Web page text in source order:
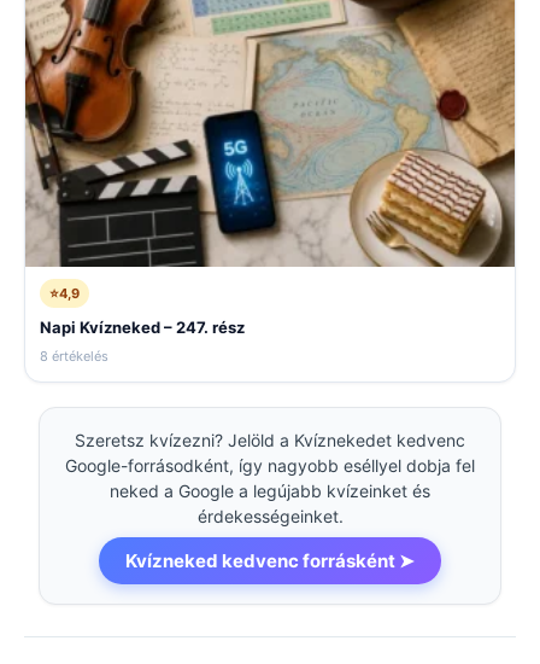
⭐4,9
Napi Kvízneked – 247. rész
8 értékelés
Szeretsz kvízezni? Jelöld a Kvíznekedet kedvenc
Google-forrásodként, így nagyobb eséllyel dobja fel
neked a Google a legújabb kvízeinket és
érdekességeinket.
Kvízneked kedvenc forrásként ➤